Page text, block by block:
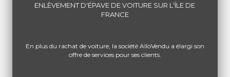
ENLÈVEMENT D'ÉPAVE DE VOITURE SUR L'ÎLE DE
FRANCE
En plus du rachat de voiture, la société AlloVendu a élargi son
offre de services pour ses clients.